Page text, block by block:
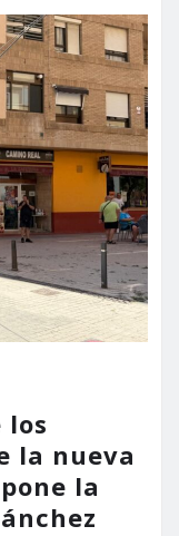
los
la nueva
la